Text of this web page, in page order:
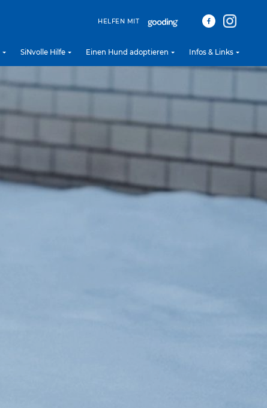
HELFEN MIT
SiNvolle Hilfe Einen Hund adoptieren Infos & Links